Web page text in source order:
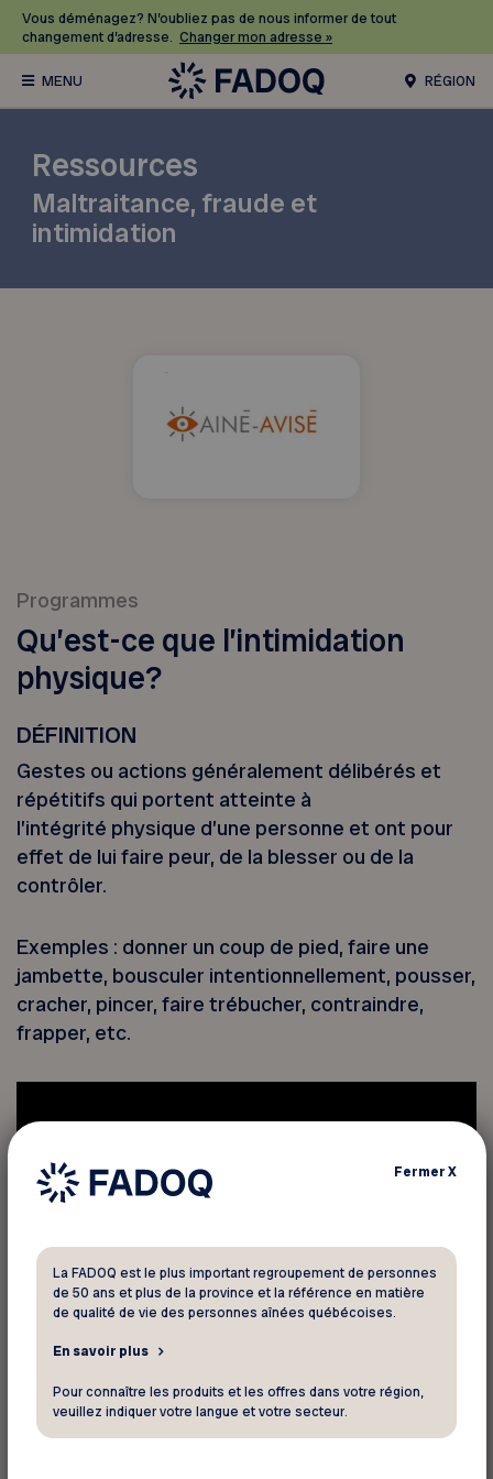
Vous déménagez? N’oubliez pas de nous informer de tout
changement d’adresse. Changer mon adresse »
RÉGION
Ressources
Maltraitance, fraude et
intimidation
Programmes
Qu’est-ce que l’intimidation
physique?
DÉFINITION
Gestes ou actions généralement délibérés et
répétitifs qui portent atteinte à
l’intégrité physique d’une personne et ont pour
effet de lui faire peur, de la blesser ou de la
contrôler.
Exemples : donner un coup de pied, faire une
jambette, bousculer intentionnellement, pousser,
cracher, pincer, faire trébucher, contraindre,
frapper, etc.
FermerX
La FADOQ est le plus important regroupement de personnes
de 50 ans et plus de la province et la référence en matière
de qualité de vie des personnes aînées québécoises.
En savoir plus
Pour connaître les produits et les offres dans votre région,
veuillez indiquer votre langue et votre secteur.